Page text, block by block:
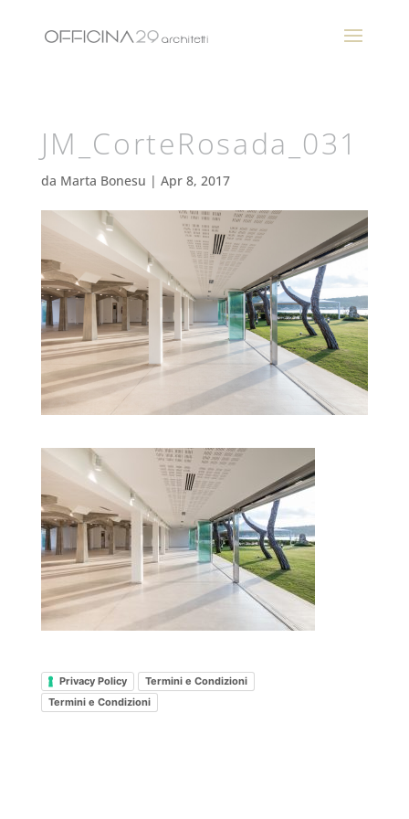
JM_CorteRosada_031
da Marta Bonesu | Apr 8, 2017
Privacy Policy
Termini e Condizioni
Termini e Condizioni